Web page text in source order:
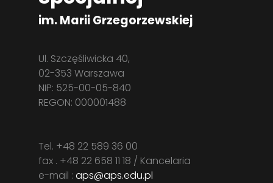
im. Marii Grzegorzewskiej
Ul. Szczęśliwicka 40,
02-353 Warszawa
NIP: 525-00-05-840
REGON: 000001488
Tel. +48 22 589 36 00
fax . +48 22 658 11 18 / Kancelaria
e-mail : aps@aps.edu.pl